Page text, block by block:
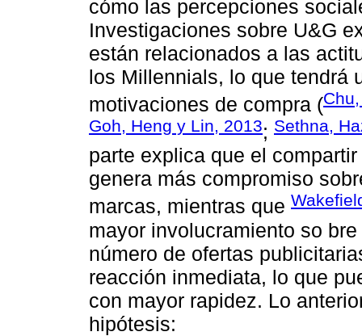
cómo las percepciones
Investigaciones sobre U&G
están relacionados a las
los Millennials, lo que tendrá
motivaciones de compra (
Goh, Heng y Lin, 2013; Sethna,
parte explica que el
genera más compromiso
marcas, mientras que
mayor involucramiento so
número de ofertas
reacción inmediata, lo que
con mayor rapidez. Lo
hipótesis: